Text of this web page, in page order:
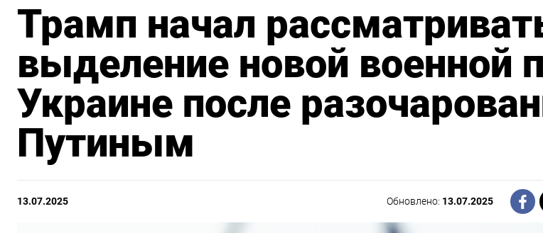
Трамп начал
выделение новой военной
Украине после
Путиным
13.07.2025 Обновлено: 13.07.2025